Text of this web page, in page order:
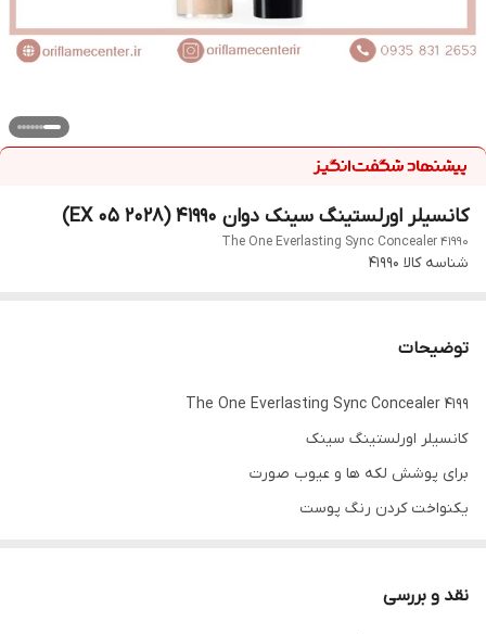
کانسیلر اورلستینگ سینک دوان 41990 (EX 05 2028)
The One Everlasting Sync Concealer 41990
شناسه کالا 41990
توضیحات
The One Everlasting Sync Concealer 4199
کانسیلر اورلستینگ سینک
برای پوشش لکه ها و عیوب صورت
یکنواخت کردن رنگ پوست
نقد و بررسی